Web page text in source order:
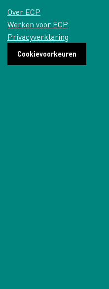
Over ECP
Werken voor ECP
Privacyverklaring
Cookievoorkeuren